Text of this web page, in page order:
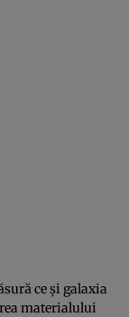
ce și galaxia
materialului